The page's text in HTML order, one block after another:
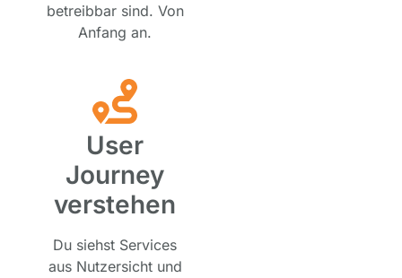
betreibbar sind. Von
Anfang an.
User
Journey
verstehen
Du siehst Services
aus Nutzersicht und